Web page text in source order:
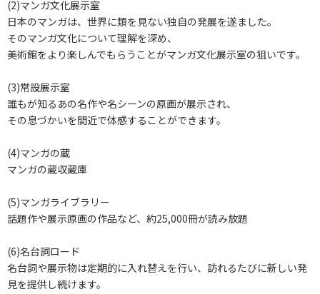
(2)マンガ文化展示室
日本のマンガは、世界に類を見ない独自の発展を遂ました。
そのマンガ文化について理解を深め、
美術館をより楽しんでもらうことがマンガ文化展示室の狙いです。
(3)常設展示室
誰もが知るあの名作や名シーンの原画が展示され、
その息づかいを間近で体感することができます。
(4)マンガの蔵
マンガの蔵収蔵庫
(5)マンガライブラリー
話題作や展示原画の作品など、約25,000冊が読み放題
(6)名台詞ロード
名台詞や展示物は定期的に入れ替えを行い、訪れるたびに新しい発
見を提供し続けます。